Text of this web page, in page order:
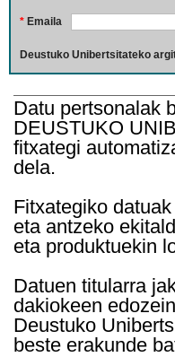
* Emaila
Deustuko Unibertsitateko
Datu pertsonalak
DEUSTUKO
fitxategi
dela.
Fitxategiko
eta antzeko
eta produktuekin
Datuen titularra
dakiokeen
Deustuko
beste erakunde